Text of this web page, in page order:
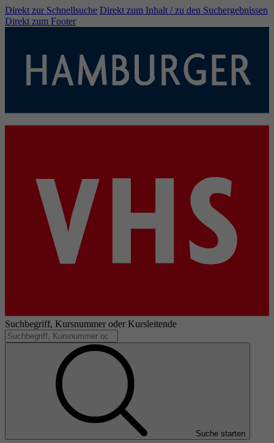
Direkt zur Schnellsuche Direkt zum Inhalt / zu den Suchergebnissen
Direkt zum Footer
Suchbegriff, Kursnummer oder Kursleitende
Suche starten